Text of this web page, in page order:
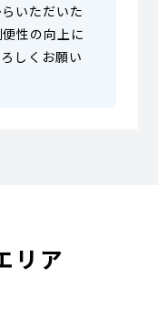
いただいた
性の向上に
しくお願い
リア